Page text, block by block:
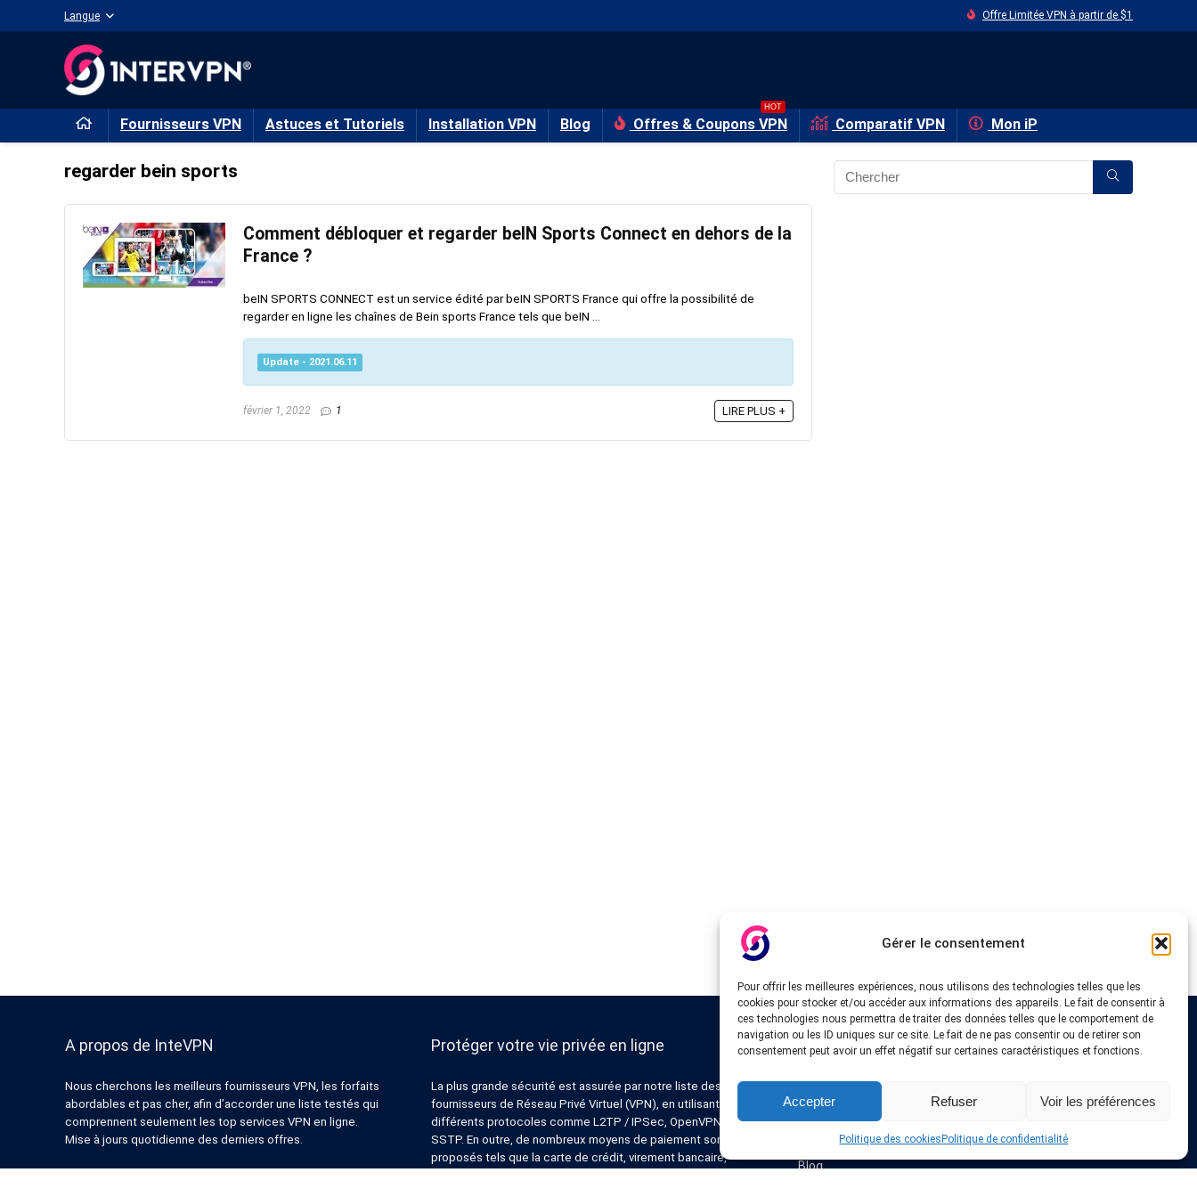
Gérer le consentement
Pour offrir les meilleures expériences, nous utilisons des technologies telles que les
cookies pour stocker et/ou accéder aux informations des appareils. Le fait de consentir à
ces technologies nous permettra de traiter des données telles que le comportement de
navigation ou les ID uniques sur ce site. Le fait de ne pas consentir ou de retirer son
consentement peut avoir un effet négatif sur certaines caractéristiques et fonctions.
Accepter Refuser Voir les préférences
Politique des cookies Politique de confidentialité
Langue Offre Limitée VPN à partir de $1
Fournisseurs VPN Astuces et Tutoriels Installation VPN Blog Offres & Coupons VPN
HOT
Comparatif VPN Mon iP
regarder bein sports
Comment débloquer et regarder beIN Sports Connect en dehors de la
France ?
beIN SPORTS CONNECT est un service édité par beIN SPORTS France qui offre la possibilité de
regarder en ligne les chaînes de Bein sports France tels que beIN ...
Update - 2021.06.11
février 1, 2022 1 LIRE PLUS +
A propos de InteVPN
Nous cherchons les meilleurs fournisseurs VPN, les forfaits
abordables et pas cher, afin d’accorder une liste testés qui
comprennent seulement les top services VPN en ligne.
Mise à jours quotidienne des derniers offres.
Protéger votre vie privée en ligne
La plus grande sécurité est assurée par notre liste des
fournisseurs de Réseau Privé Virtuel (VPN), en utilisant
différents protocoles comme L2TP / IPSec, OpenVPN, PPTP,
SSTP. En outre, de nombreux moyens de paiement sont
proposés tels que la carte de crédit, virement bancaire,
Liens utiles
Fournisseurs VPN
Astuces et Tutoriels
Offres & Coupons VPN
Installation VPN
A propos de nous
Blog